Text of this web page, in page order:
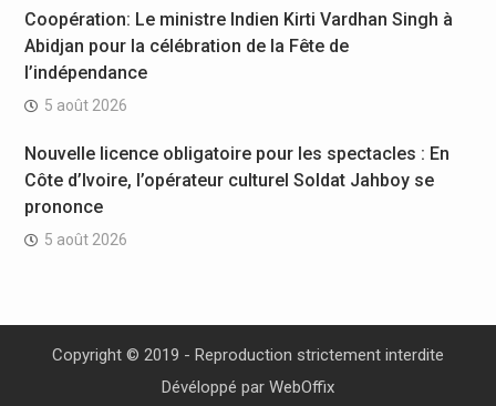
Coopération: Le ministre Indien Kirti Vardhan Singh à
Abidjan pour la célébration de la Fête de
l’indépendance
5 août 2026
Nouvelle licence obligatoire pour les spectacles : En
Côte d’Ivoire, l’opérateur culturel Soldat Jahboy se
prononce
5 août 2026
Copyright © 2019 - Reproduction strictement interdite
Dévéloppé par WebOffix